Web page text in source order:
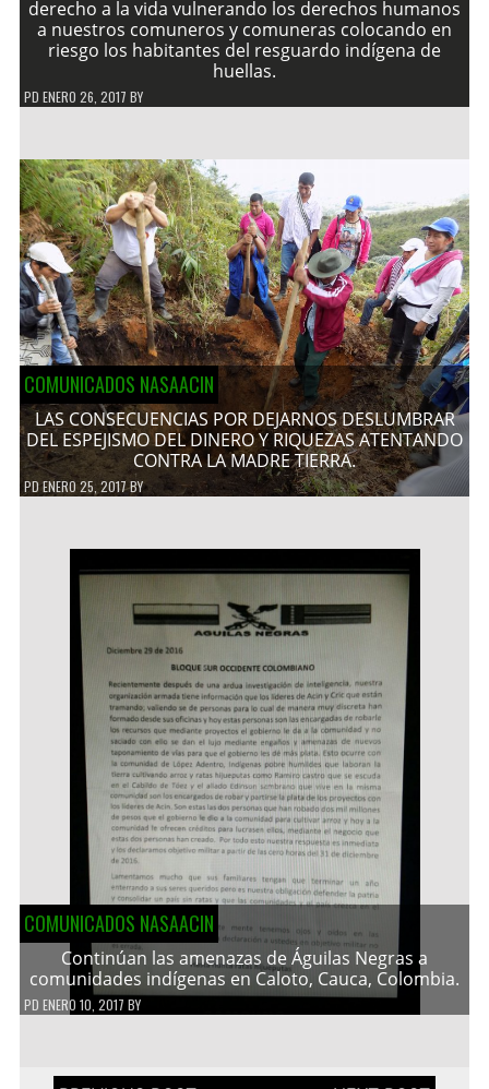
derecho a la vida vulnerando los derechos humanos
a nuestros comuneros y comuneras colocando en
riesgo los habitantes del resguardo indígena de
huellas.
PD ENERO 26, 2017 BY
COMUNICADOS NASAACIN
LAS CONSECUENCIAS POR DEJARNOS DESLUMBRAR
DEL ESPEJISMO DEL DINERO Y RIQUEZAS ATENTANDO
CONTRA LA MADRE TIERRA.
PDENERO 25, 2017BY
COMUNICADOS NASAACIN
Continúan las amenazas de Águilas Negras a
comunidades indígenas en Caloto, Cauca, Colombia.
PD ENERO 10, 2017 BY